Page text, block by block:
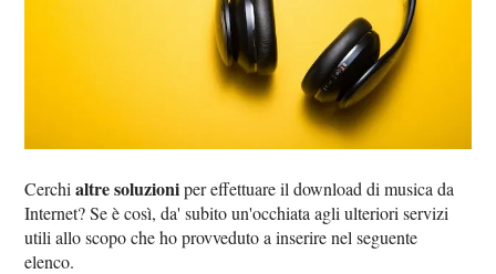
Cerchialtre soluzioniper effettuare il download di musica da
Internet? Se è così, da' subito un'occhiata agli ulteriori servizi
utili allo scopo che ho provveduto a inserire nel seguente
elenco.